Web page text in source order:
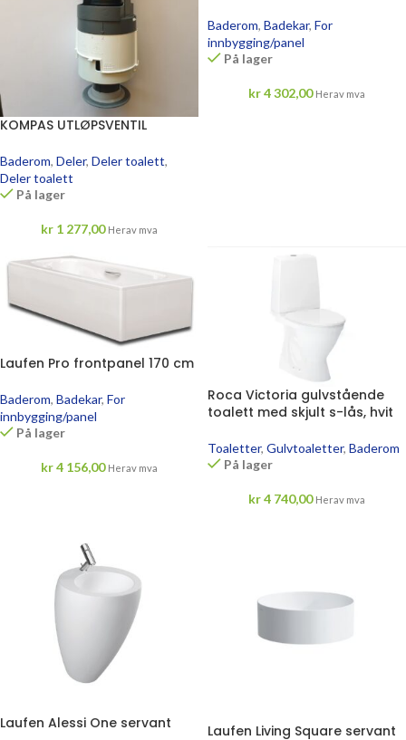
KOMPAS UTLØPSVENTIL
Baderom, Deler, Deler toalett,
Deler toalett
På lager
kr 1 277,00 Herav mva
Baderom, Badekar, For
innbygging/panel
På lager
kr4 302,00 Herav mva
Laufen Pro frontpanel 170 cm
Baderom, Badekar, For
innbygging/panel
På lager
kr4 156,00 Herav mva
Roca Victoria gulvstående
toalett med skjult s-lås, hvit
Toaletter, Gulvtoaletter, Baderom
På lager
kr4 740,00 Herav mva
Laufen Alessi One servant
Laufen Living Square servant